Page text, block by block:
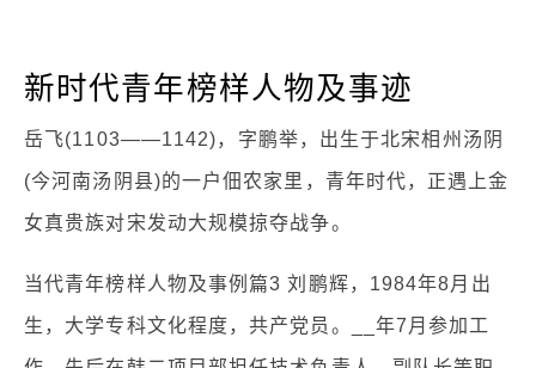
新时代青年榜样人物及事迹
岳飞(1103——1142)，字鹏举，出生于北宋相州汤阴
(今河南汤阴县)的一户佃农家里，青年时代，正遇上金
女真贵族对宋发动大规模掠夺战争。
当代青年榜样人物及事例篇3 刘鹏辉，1984年8月出
生，大学专科文化程度，共产党员。__年7月参加工